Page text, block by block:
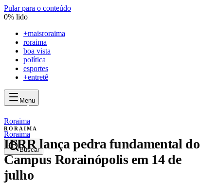
Pular para o conteúdo
0% lido
+maisroraima
roraima
boa vista
política
esportes
+entretê
Menu
maisroraima
mais
Roraima
Buscar
Roraima
RORAIMA
IFRR lança pedra fundamental do
Campus Rorainópolis em 14 de
julho